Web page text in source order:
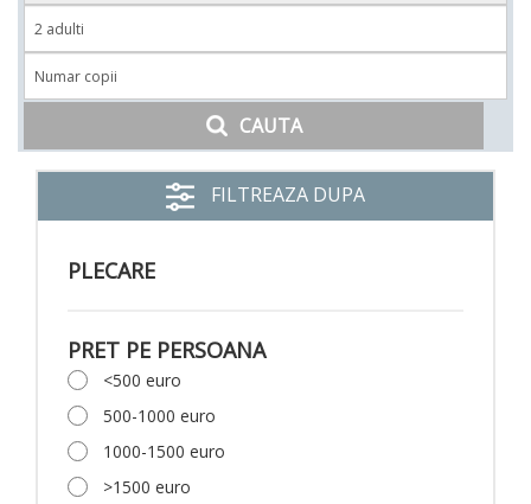
CAUTA
FILTREAZA DUPA
PLECARE
PRET PE PERSOANA
<500 euro
500-1000 euro
1000-1500 euro
>1500 euro